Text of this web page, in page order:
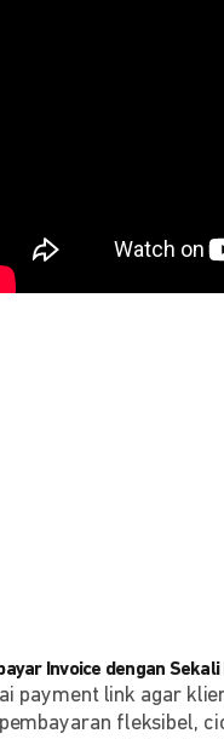
Invoice dengan Sekali
payment link agar
fleksibel,